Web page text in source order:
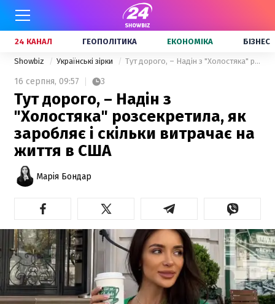
24 КАНАЛ ГЕОПОЛІТИКА ЕКОНОМІКА БІЗНЕС
Showbiz Українські зірки Тут дорого, – Надін з "Холостяка" розсекретила, як заробляє і скільки витрачає на життя в США
16 серпня, 09:57 3
Тут дорого, – Надін з
"Холостяка" розсекретила, як
заробляє і скільки витрачає на
життя в США
Марія Бондар